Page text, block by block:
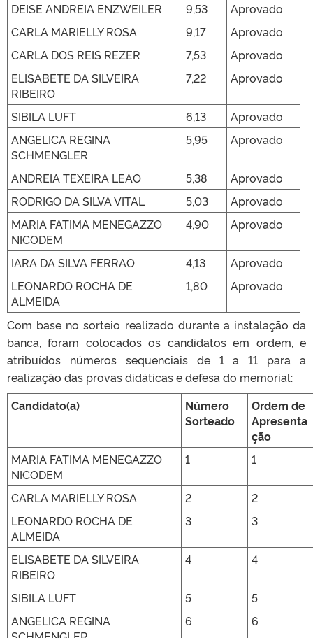
DEISE ANDREIA ENZWEILER
9,53
Aprovado
CARLA MARIELLY ROSA
9,17
Aprovado
CARLA DOS REIS REZER
7,53
Aprovado
ELISABETE DA SILVEIRA
RIBEIRO
7,22 Aprovado
SIBILA LUFT 6,13
Aprovado
ANGELICA REGINA
SCHMENGLER
5,95 Aprovado
ANDREIA TEXEIRA LEAO 5,38
Aprovado
RODRIGO DA SILVA VITAL
5,03
Aprovado
MARIA FATIMA MENEGAZZO
NICODEM
4,90 Aprovado
IARA DA SILVA FERRAO 4,13
Aprovado
LEONARDO ROCHA DE
ALMEIDA
1,80 Aprovado
Com base no sorteio realizado durante a instalação da
banca, foram colocados os candidatos em ordem, e
atribuídos números sequenciais de 1 a 11 para a
realização das provas didáticas e defesa do memorial:
Candidato(a)
Número
Sorteado
Ordem de
Apresenta
ção
MARIA FATIMA MENEGAZZO
NICODEM
1 1
CARLA MARIELLY ROSA 2
2
LEONARDO ROCHA DE
ALMEIDA
3 3
ELISABETE DA SILVEIRA
RIBEIRO
4 4
SIBILA LUFT 5
5
ANGELICA REGINA
6 6